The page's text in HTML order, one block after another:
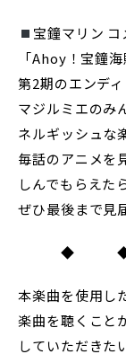
宝鐘マリン コ
「Ahoy！宝鐘
第2期のエンデ
マジルミエのみ
ネルギッシュな
毎話のアニメを
しんでもらえた
ぜひ最後まで見
◆
本楽曲を使用し
楽曲を聴くこと
していただきた